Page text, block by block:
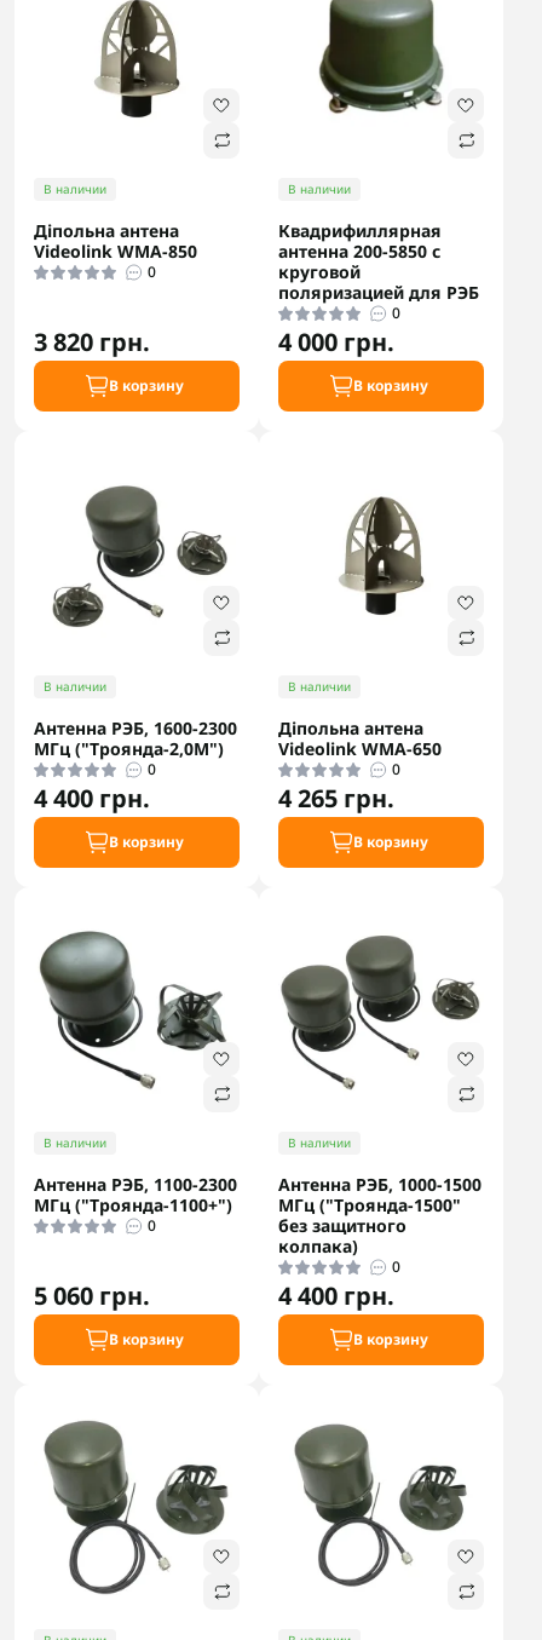
В наличии
Діпольна антена
Videolink WMA-850
0
3 820 грн.
В корзину
В наличии
Квадрифиллярная
антенна 200-5850 с
круговой
поляризацией для РЭБ
0
4 000 грн.
В корзину
В наличии
Антенна РЭБ, 1600-2300
МГц ("Троянда-2,0М")
0
4 400 грн.
В корзину
В наличии
Діпольна антена
Videolink WMA-650
0
4 265 грн.
В корзину
В наличии
Антенна РЭБ, 1100-2300
МГц ("Троянда-1100+")
0
5 060 грн.
В корзину
В наличии
Антенна РЭБ, 1000-1500
МГц ("Троянда-1500"
без защитного
колпака)
0
4 400 грн.
В корзину